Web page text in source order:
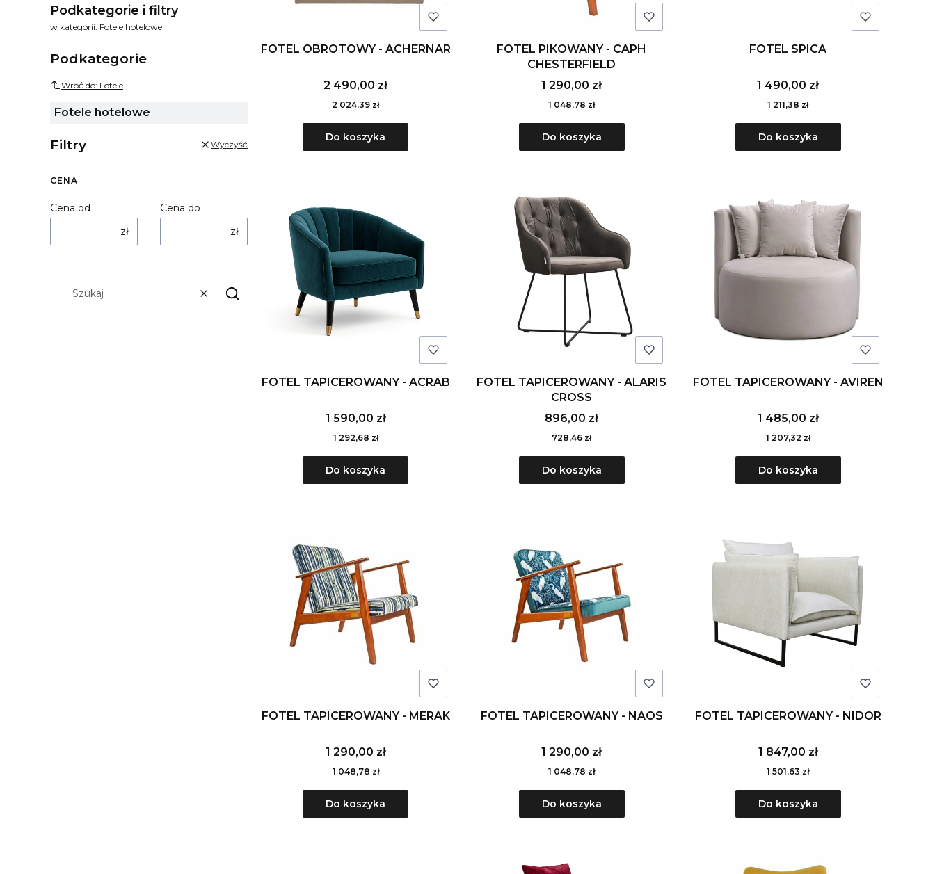
Podkategorie i filtry
w kategorii: Fotele hotelowe
Podkategorie
Wróć do: Fotele
Fotele hotelowe
Filtry Wyczyść
CENA
Cena od
zł
Cena do
zł
WyczyśćSzukaj
FOTEL OBROTOWY - ACHERNAR
2 490,00 zł
2 024,39 zł
Do koszyka
FOTEL PIKOWANY - CAPH
CHESTERFIELD
1 290,00 zł
1 048,78 zł
Do koszyka
FOTEL SPICA
1 490,00 zł
1 211,38 zł
Do koszyka
FOTEL TAPICEROWANY - ACRAB
1 590,00 zł
1 292,68 zł
Do koszyka
FOTEL TAPICEROWANY - ALARIS
CROSS
896,00 zł
728,46 zł
Do koszyka
FOTEL TAPICEROWANY - AVIREN
1 485,00 zł
1 207,32 zł
Do koszyka
FOTEL TAPICEROWANY - MERAK
1 290,00 zł
1 048,78 zł
Do koszyka
FOTEL TAPICEROWANY - NAOS
1 290,00 zł
1 048,78 zł
Do koszyka
FOTEL TAPICEROWANY - NIDOR
1 847,00 zł
1 501,63 zł
Do koszyka